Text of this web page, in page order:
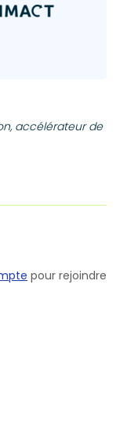
accélérateur de
pour rejoindre